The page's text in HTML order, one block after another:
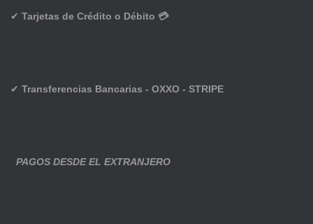
✔ Tarjetas de Crédito o Débito 💳
✔ Transferencias Bancarias - OXXO - STRIPE
PAGOS DESDE EL EXTRANJERO